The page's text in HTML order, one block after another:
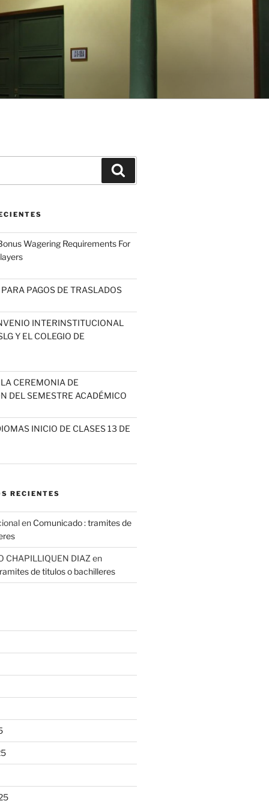
Wagering Requirements For
PAGOS DE TRASLADOS
INTERINSTITUCIONAL
Y EL COLEGIO DE
CEREMONIA DE
DEL SEMESTRE ACADÉMICO
INICIO DE CLASES 13 DE
RECIENTES
en Comunicado : tramites de
CHAPILLIQUEN DIAZ en
de titulos o bachilleres